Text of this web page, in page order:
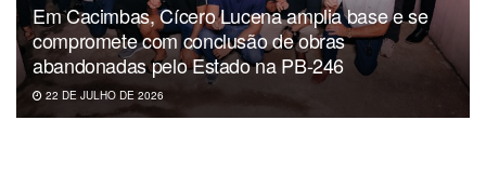
Em Cacimbas, Cícero Lucena amplia base e se
compromete com conclusão de obras
abandonadas pelo Estado na PB-246
22 DE JULHO DE 2026